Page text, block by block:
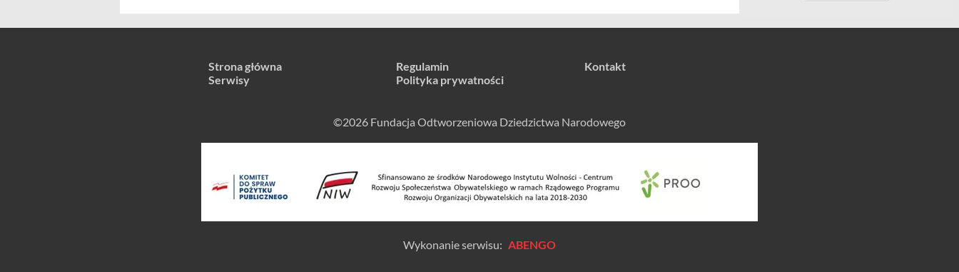
Strona główna
Serwisy
Regulamin
Polityka prywatności
Kontakt
©2026 Fundacja Odtworzeniowa Dziedzictwa Narodowego
Wykonanie serwisu: ABENGO